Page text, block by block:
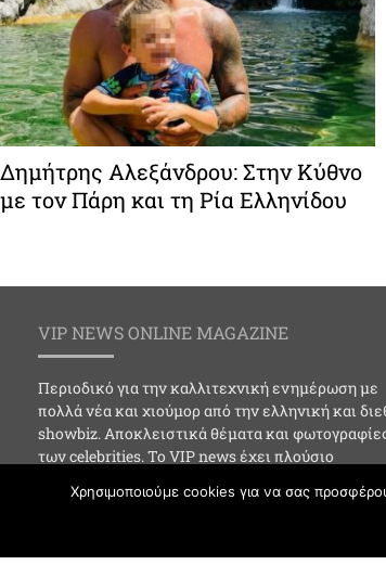
Δημήτρης Αλεξάνδρου: Στην Κύθνο
με τον Πάρη και τη Ρία Ελληνίδου
VIP NEWS ONLINE MAGAZINE
Περιοδικό για την καλλιτεχνική ενημέρωση με
πολλά νέα και χιούμορ από την ελληνική και
showbiz. Αποκλειστικά θέματα και
των celebrities. Το VIP news έχει πλούσιο
Social events, Celebrities, Clubbing, Media,
Χρησιμοποιούμε cookies για να σας